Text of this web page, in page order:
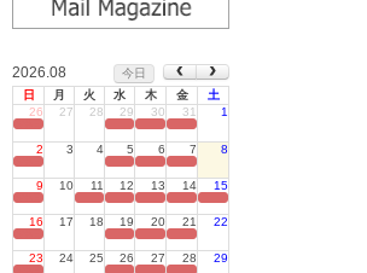
2026.08
今日
日
月 火 水 木 金
土
26
27 28 29 30 31 1
2 3 4 5 6 7 8
9 10 11 12 13 14 15
16 17 18 19 20 21 22
23 24 25 26 27 28 29